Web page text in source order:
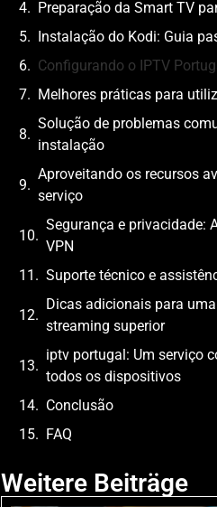
Preparação da Smart TV
Instalação do Kodi: Guia
Configurando o IPTV
Melhores práticas para
Solução de problemas
instalação
Aproveitando os recursos
serviço
Segurança e privacidade:
VPN
Suporte técnico e
Dicas adicionais para
streaming superior
iptv portugal: Um serviço
todos os dispositivos
Conclusão
FAQ
Weitere Beiträge